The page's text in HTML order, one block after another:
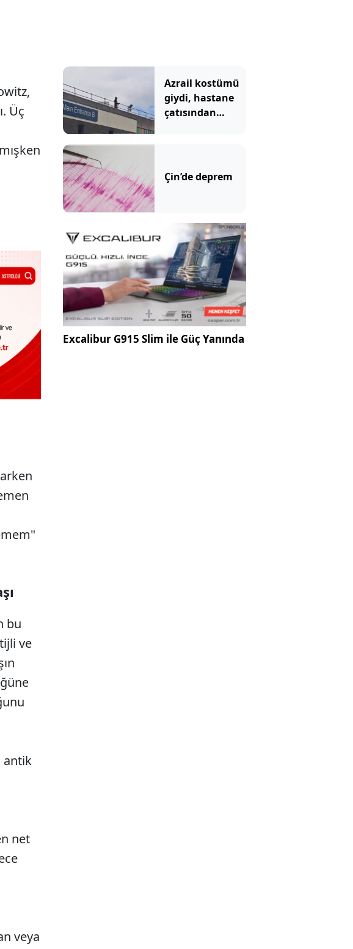
Üç
bu
ve
antik
net
veya
Azrail kostümü
giydi, hastane
çatısından
ilginç savunma
Çin’de deprem
Excalibur G915 Slim ile Güç Yanında